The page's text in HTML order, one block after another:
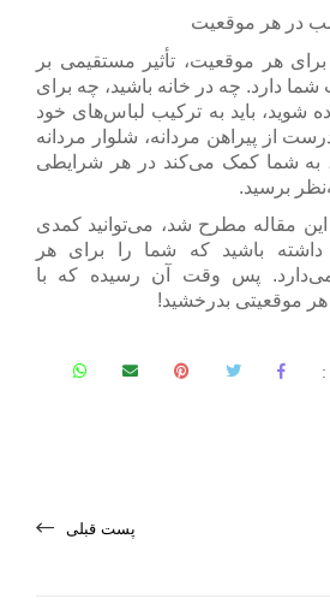
در هر موقعیت
هر موقعیت، تأثیر مستقیمی بر
شما دارد. چه در خانه باشید، چه برای
شوید، باید به ترکیب لباس‌های خود
از پیراهن مردانه، شلوار مردانه
به شما کمک می‌کند در هر شرایطی
برسید.
این مقاله مطرح شد، می‌توانید کمدی
داشته باشید که شما را برای هر
می‌دارد. پس وقت آن رسیده که با
موقعیتی بدرخشید!
پست قبلی